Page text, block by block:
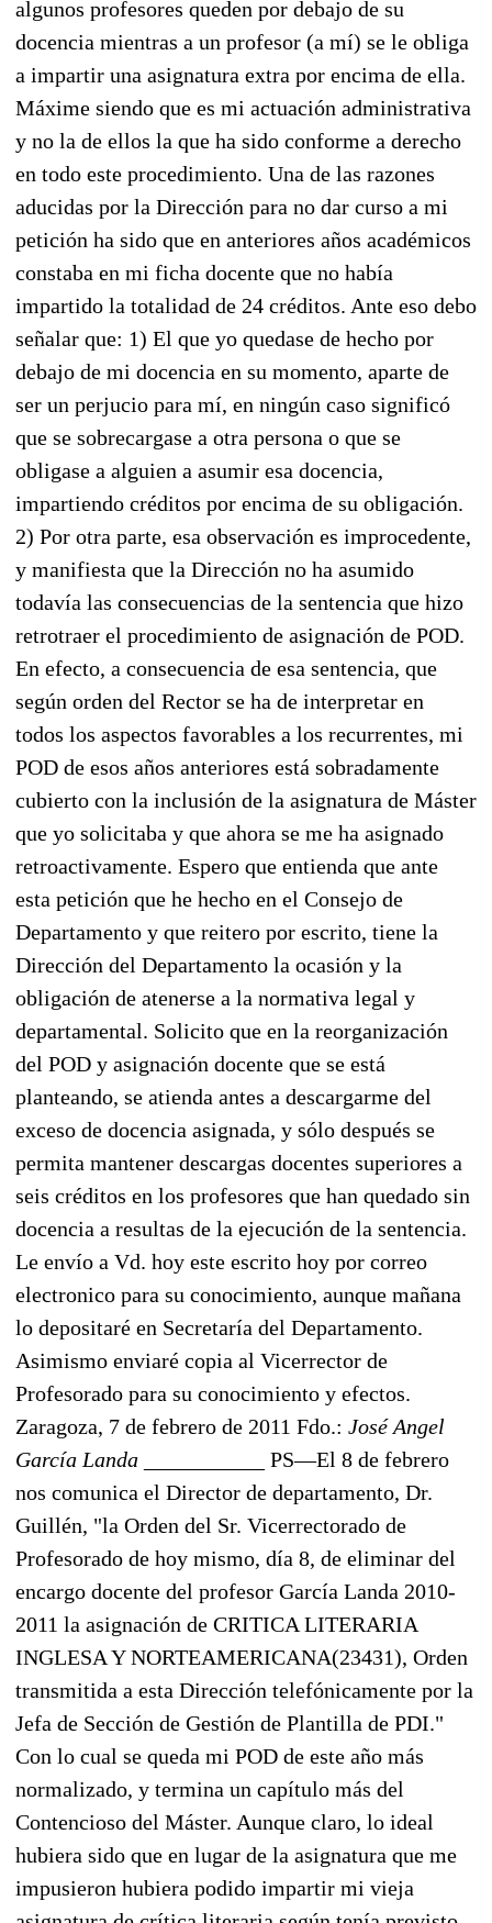
algunos profesores queden por debajo de su
docencia mientras a un profesor (a mí) se le obliga
a impartir una asignatura extra por encima de ella.
Máxime siendo que es mi actuación administrativa
y no la de ellos la que ha sido conforme a derecho
en todo este procedimiento. Una de las razones
aducidas por la Dirección para no dar curso a mi
petición ha sido que en anteriores años académicos
constaba en mi ficha docente que no había
impartido la totalidad de 24 créditos. Ante eso debo
señalar que: 1) El que yo quedase de hecho por
debajo de mi docencia en su momento, aparte de
ser un perjucio para mí, en ningún caso significó
que se sobrecargase a otra persona o que se
obligase a alguien a asumir esa docencia,
impartiendo créditos por encima de su obligación.
2) Por otra parte, esa observación es improcedente,
y manifiesta que la Dirección no ha asumido
todavía las consecuencias de la sentencia que hizo
retrotraer el procedimiento de asignación de POD.
En efecto, a consecuencia de esa sentencia, que
según orden del Rector se ha de interpretar en
todos los aspectos favorables a los recurrentes, mi
POD de esos años anteriores está sobradamente
cubierto con la inclusión de la asignatura de Máster
que yo solicitaba y que ahora se me ha asignado
retroactivamente. Espero que entienda que ante
esta petición que he hecho en el Consejo de
Departamento y que reitero por escrito, tiene la
Dirección del Departamento la ocasión y la
obligación de atenerse a la normativa legal y
departamental. Solicito que en la reorganización
del POD y asignación docente que se está
planteando, se atienda antes a descargarme del
exceso de docencia asignada, y sólo después se
permita mantener descargas docentes superiores a
seis créditos en los profesores que han quedado sin
docencia a resultas de la ejecución de la sentencia.
Le envío a Vd. hoy este escrito hoy por correo
electronico para su conocimiento, aunque mañana
lo depositaré en Secretaría del Departamento.
Asimismo enviaré copia al Vicerrector de
Profesorado para su conocimiento y efectos.
Zaragoza, 7 de febrero de 2011 Fdo.: José Angel
García Landa ___________ PS—El 8 de febrero
nos comunica el Director de departamento, Dr.
Guillén, "la Orden del Sr. Vicerrectorado de
Profesorado de hoy mismo, día 8, de eliminar del
encargo docente del profesor García Landa 2010-
2011 la asignación de CRITICA LITERARIA
INGLESA Y NORTEAMERICANA(23431), Orden
transmitida a esta Dirección telefónicamente por la
Jefa de Sección de Gestión de Plantilla de PDI."
Con lo cual se queda mi POD de este año más
normalizado, y termina un capítulo más del
Contencioso del Máster. Aunque claro, lo ideal
hubiera sido que en lugar de la asignatura que me
impusieron hubiera podido impartir mi vieja